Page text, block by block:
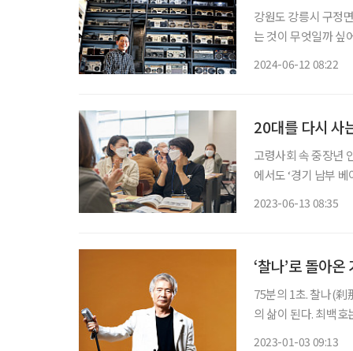
강원도 강릉시 구정
는 것이 무엇일까 싶
2024-06-12 08:22
20대를 다시 사
고령사회 속 중장년
에서도 ‘경기 남부
2023-06-13 08:35
‘찰나’로 돌아
75분의 1초. 찰나(刹
의 삶이 된다. 최백호
2023-01-03 09:13